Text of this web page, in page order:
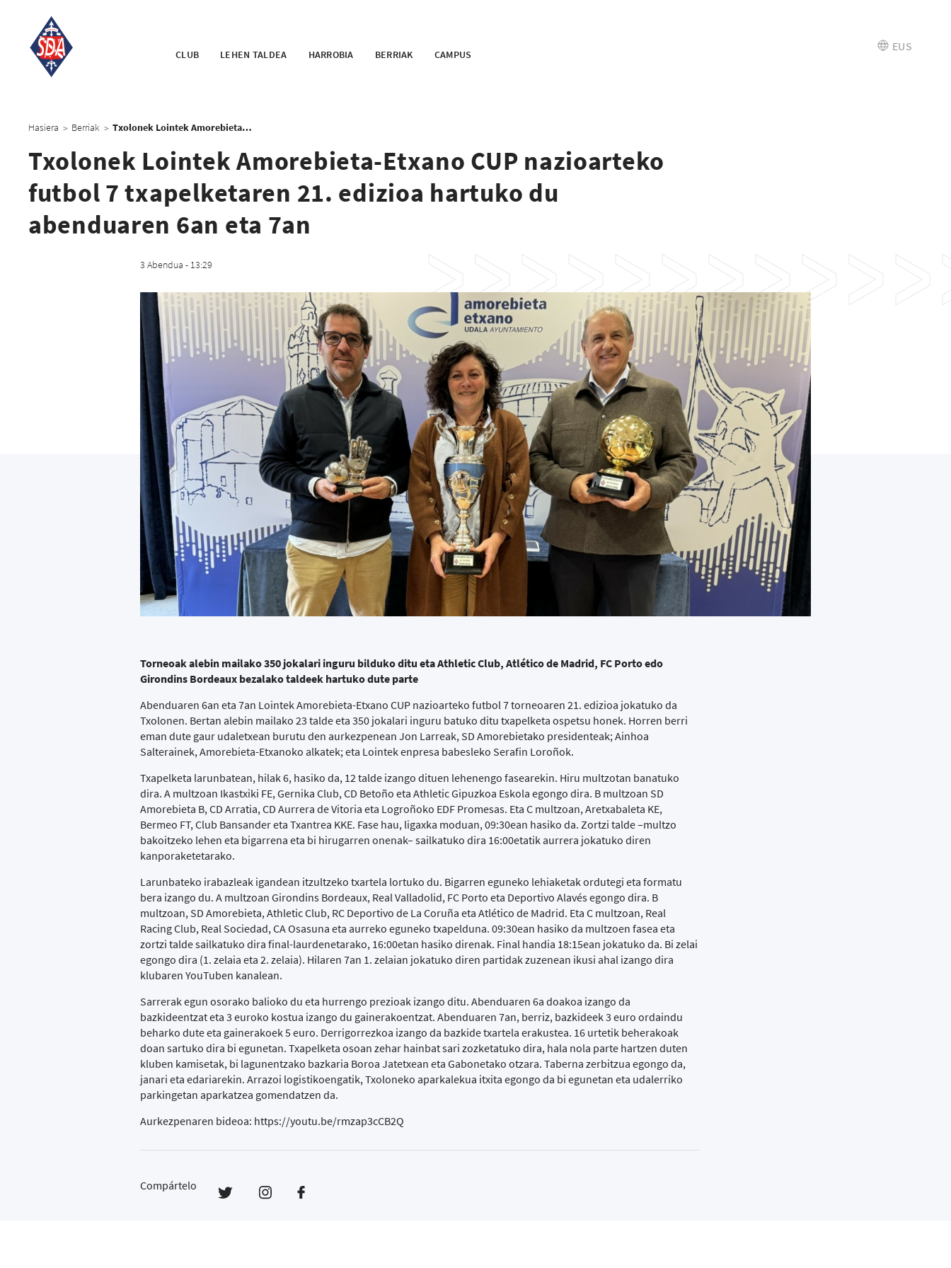
CLUB LEHEN TALDEA HARROBIA BERRIAK CAMPUS
EUS
Hasiera > Berriak > Txolonek Lointek Amorebieta-Etxano CUP nazioarteko futbol 7 txapelketaren 21. edizioa hartuko du abenduaren 6an eta 7an
Txolonek Lointek Amorebieta-Etxano CUP nazioarteko
futbol 7 txapelketaren 21. edizioa hartuko du
abenduaren 6an eta 7an
3 Abendua - 13:29
Torneoak alebin mailako 350 jokalari inguru bilduko ditu eta Athletic Club, Atlético de Madrid, FC Porto edo
Girondins Bordeaux bezalako taldeek hartuko dute parte
Abenduaren 6an eta 7an Lointek Amorebieta-Etxano CUP nazioarteko futbol 7 torneoaren 21. edizioa jokatuko da
Txolonen. Bertan alebin mailako 23 talde eta 350 jokalari inguru batuko ditu txapelketa ospetsu honek. Horren berri
eman dute gaur udaletxean burutu den aurkezpenean Jon Larreak, SD Amorebietako presidenteak; Ainhoa
Salterainek, Amorebieta-Etxanoko alkatek; eta Lointek enpresa babesleko Serafin Loroñok.
Txapelketa larunbatean, hilak 6, hasiko da, 12 talde izango dituen lehenengo fasearekin. Hiru multzotan banatuko
dira. A multzoan Ikastxiki FE, Gernika Club, CD Betoño eta Athletic Gipuzkoa Eskola egongo dira. B multzoan SD
Amorebieta B, CD Arratia, CD Aurrera de Vitoria eta Logroñoko EDF Promesas. Eta C multzoan, Aretxabaleta KE,
Bermeo FT, Club Bansander eta Txantrea KKE. Fase hau, ligaxka moduan, 09:30ean hasiko da. Zortzi talde –multzo
bakoitzeko lehen eta bigarrena eta bi hirugarren onenak– sailkatuko dira 16:00etatik aurrera jokatuko diren
kanporaketetarako.
Larunbateko irabazleak igandean itzultzeko txartela lortuko du. Bigarren eguneko lehiaketak ordutegi eta formatu
bera izango du. A multzoan Girondins Bordeaux, Real Valladolid, FC Porto eta Deportivo Alavés egongo dira. B
multzoan, SD Amorebieta, Athletic Club, RC Deportivo de La Coruña eta Atlético de Madrid. Eta C multzoan, Real
Racing Club, Real Sociedad, CA Osasuna eta aurreko eguneko txapelduna. 09:30ean hasiko da multzoen fasea eta
zortzi talde sailkatuko dira final-laurdenetarako, 16:00etan hasiko direnak. Final handia 18:15ean jokatuko da. Bi zelai
egongo dira (1. zelaia eta 2. zelaia). Hilaren 7an 1. zelaian jokatuko diren partidak zuzenean ikusi ahal izango dira
klubaren YouTuben kanalean.
Sarrerak egun osorako balioko du eta hurrengo prezioak izango ditu. Abenduaren 6a doakoa izango da
bazkideentzat eta 3 euroko kostua izango du gainerakoentzat. Abenduaren 7an, berriz, bazkideek 3 euro ordaindu
beharko dute eta gainerakoek 5 euro. Derrigorrezkoa izango da bazkide txartela erakustea. 16 urtetik beherakoak
doan sartuko dira bi egunetan. Txapelketa osoan zehar hainbat sari zozketatuko dira, hala nola parte hartzen duten
kluben kamisetak, bi lagunentzako bazkaria Boroa Jatetxean eta Gabonetako otzara. Taberna zerbitzua egongo da,
janari eta edariarekin. Arrazoi logistikoengatik, Txoloneko aparkalekua itxita egongo da bi egunetan eta udalerriko
parkingetan aparkatzea gomendatzen da.
Aurkezpenaren bideoa: https://youtu.be/rmzap3cCB2Q
Compártelo